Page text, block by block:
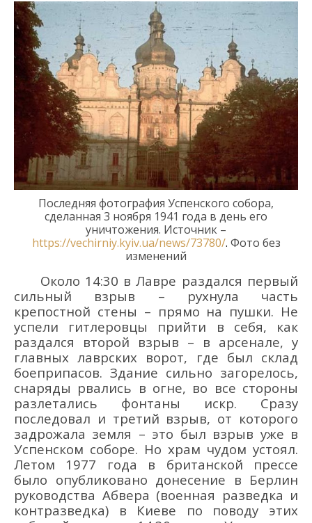
Последняя фотография Успенского собора,
сделанная 3 ноября 1941 года в день его
уничтожения. Источник –
https://vechirniy.kyiv.ua/news/73780/. Фото без
изменений
Около 14:30 в Лавре раздался первый
сильный взрыв – рухнула часть
крепостной стены – прямо на пушки. Не
успели гитлеровцы прийти в себя, как
раздался второй взрыв – в арсенале, у
главных лаврских ворот, где был склад
боеприпасов. Здание сильно загорелось,
снаряды рвались в огне, во все стороны
разлетались фонтаны искр. Сразу
последовал и третий взрыв, от которого
задрожала земля – это был взрыв уже в
Успенском соборе. Но храм чудом устоял.
Летом 1977 года в британской прессе
было опубликовано донесение в Берлин
руководства Абвера (военная разведка и
контразведка) в Киеве по поводу этих